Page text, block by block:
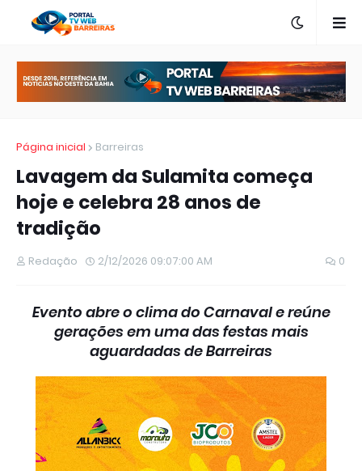
Página inicial Barreiras
Lavagem da Sulamita começa
hoje e celebra 28 anos de
tradição
Redação 2/12/2026 09:07:00 AM 0
Evento abre o clima do Carnaval e reúne
gerações em uma das festas mais
aguardadas de Barreiras